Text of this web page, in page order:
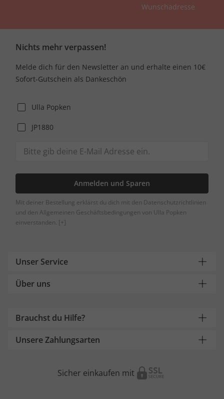
Wunschadresse
Nichts mehr verpassen!
Melde dich für den Newsletter an und erhalte einen 10€
Sofort-Gutschein als Dankeschön
Ulla Popken
JP1880
Anmelden und Sparen
Mit deiner Bestellung erklärst du dich mit den Datenschutzrichtlinien
und den Allgemeinen Geschäftsbedingungen von Ulla Popken
einverstanden. [+]
Unser Service
Über uns
Brauchst du Hilfe?
Unsere Zahlungsarten
Sicher einkaufen mit